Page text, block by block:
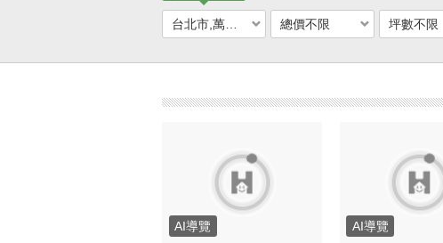
總價不限 坪數不限
AI導覽 AI導覽